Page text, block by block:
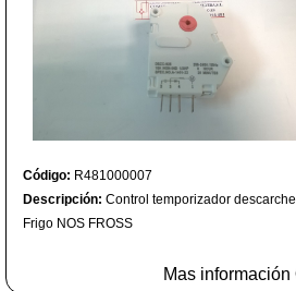
Código: R481000007
Descripción: Control temporizador descarche.
Frigo NOS FROSS
Mas información